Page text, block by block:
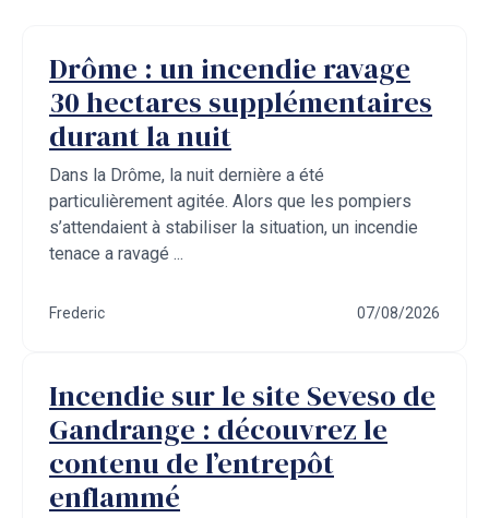
Drôme : un incendie ravage
30 hectares supplémentaires
durant la nuit
Dans la Drôme, la nuit dernière a été
particulièrement agitée. Alors que les pompiers
s’attendaient à stabiliser la situation, un incendie
tenace a ravagé ...
Frederic 07/08/2026
Incendie sur le site Seveso de
Gandrange : découvrez le
contenu de l’entrepôt
enflammé